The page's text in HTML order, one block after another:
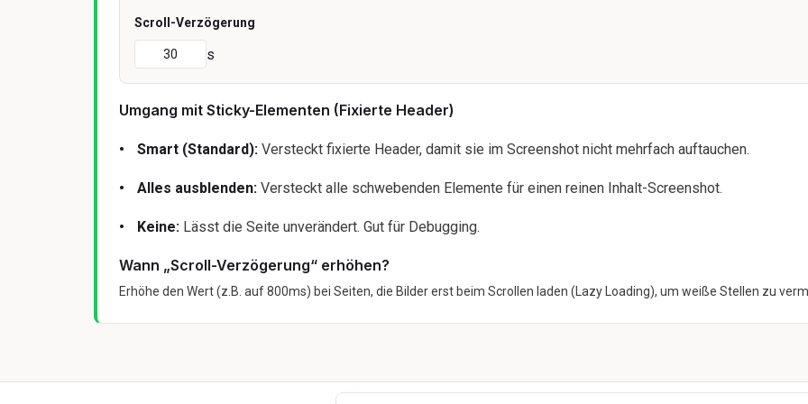
Scroll-Verzögerung
30 s
Umgang mit Sticky-Elementen (Fixierte Header)
Smart (Standard): Versteckt fixierte Header, damit sie im Screenshot nicht mehrfach auftauchen.
Alles ausblenden: Versteckt alle schwebenden Elemente für einen reinen Inhalt-Screenshot.
Keine: Lässt die Seite unverändert. Gut für Debugging.
Wann „Scroll-Verzögerung“ erhöhen?
Erhöhe den Wert (z.B. auf 800ms) bei Seiten, die Bilder erst beim Scrollen laden (Lazy Loading), um weiße Stellen zu